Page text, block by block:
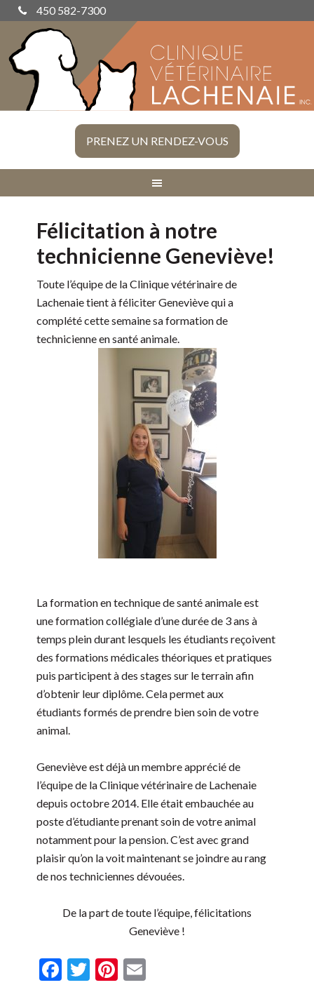
450 582-7300
PRENEZ UN RENDEZ-VOUS
Félicitation à notre
technicienne Geneviève!
Toute l’équipe de la Clinique vétérinaire de
Lachenaie tient à féliciter Geneviève qui a
complété cette semaine sa formation de
technicienne en santé animale.
La formation en technique de santé animale est
une formation collégiale d’une durée de 3 ans à
temps plein durant lesquels les étudiants reçoivent
des formations médicales théoriques et pratiques
puis participent à des stages sur le terrain afin
d’obtenir leur diplôme. Cela permet aux
étudiants formés de prendre bien soin de votre
animal.
Geneviève est déjà un membre apprécié de
l’équipe de la Clinique vétérinaire de Lachenaie
depuis octobre 2014. Elle était embauchée au
poste d’étudiante prenant soin de votre animal
notamment pour la pension. C’est avec grand
plaisir qu’on la voit maintenant se joindre au rang
de nos techniciennes dévouées.
De la part de toute l’équipe, félicitations
Geneviève !
Facebook
TwitterPinterest